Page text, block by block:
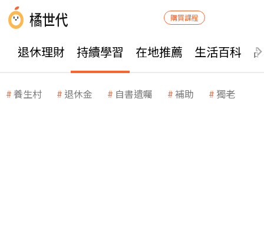
購買課程
退休理財 持續學習 在地推薦 生活百科
養生村 退休金 自書遺囑 補助 獨老